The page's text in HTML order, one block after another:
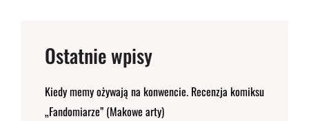
Ostatnie wpisy
Kiedy memy ożywają na konwencie. Recenzja komiksu
„Fandomiarze” (Makowe arty)